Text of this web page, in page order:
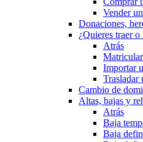
Vender
Donaciones,
¿Quieres traer
Atrás
Importar
Trasladar
Cambio de
Altas, bajas y
Atrás
Baja
Baja